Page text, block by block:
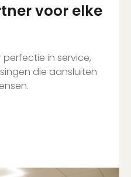
voor elke
in service,
die aansluiten